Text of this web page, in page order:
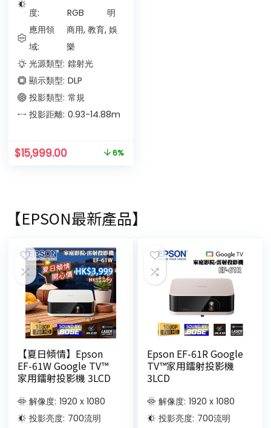
度:
RGB
明
應用領
域:
商用, 教育, 娛
樂
光源類型: 鐳射光
顯示類型: DLP
投影類型: 常規
投影距離: 0.93-14.88m
$15,999.00 6%
【EPSON最新產品】
【夏日傾情】Epson
EF-61W Google TV™
家用鐳射投影機 3LCD
解像度: 1920 x 1080
投影亮度: 700流明
Epson EF-61R Google
TV™家用鐳射投影機
3LCD
解像度: 1920 x 1080
投影亮度: 700流明